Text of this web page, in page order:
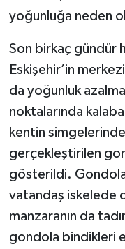
yoğunluğa neden
Son birkaç gündür
Eskişehir’in
da yoğunluk
noktalarında
kentin
gerçekleştirilen
gösterildi.
vatandaş iskelede
manzaranın da
gondola bindikleri